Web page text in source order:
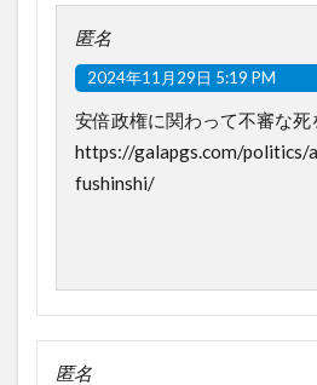
匿名
2024年11月29日 5:19 PM
安倍政権に関わって不審な
https://galapgs.com/politics/
fushinshi/
匿名